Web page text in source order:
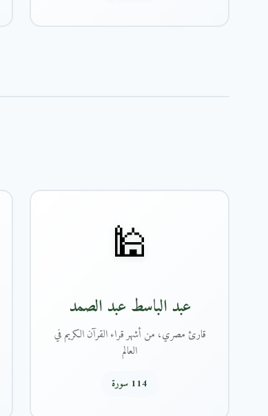
🕌
عبد الباسط عبد الصمد
قارئ مصري، من أشهر قراء القرآن الكريم في
العالم
114 سورة